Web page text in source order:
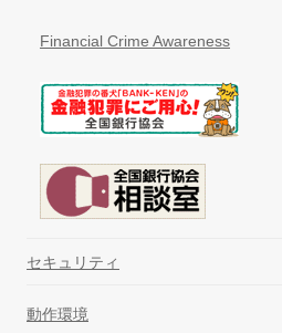
Financial Crime Awareness
セキュリティ
動作環境